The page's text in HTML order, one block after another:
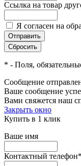
Ссылка на товар
Я согласен на
* - Поля,
Сообщение
Ваше сообщение
Вами свяжется наш
Закрыть окно
Купить в 1 клик
Ваше имя
Контактный телефон*